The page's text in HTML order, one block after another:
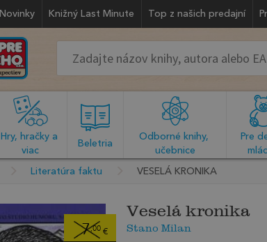
Novinky Knižný Last Minute Top z našich predajní
Hry, hračky a
viac
Beletria
Odborné knihy,
učebnice
Pre
Literatúra faktu VESELÁ KRONIKA
7,00 €
Veselá kronika
Stano Milan